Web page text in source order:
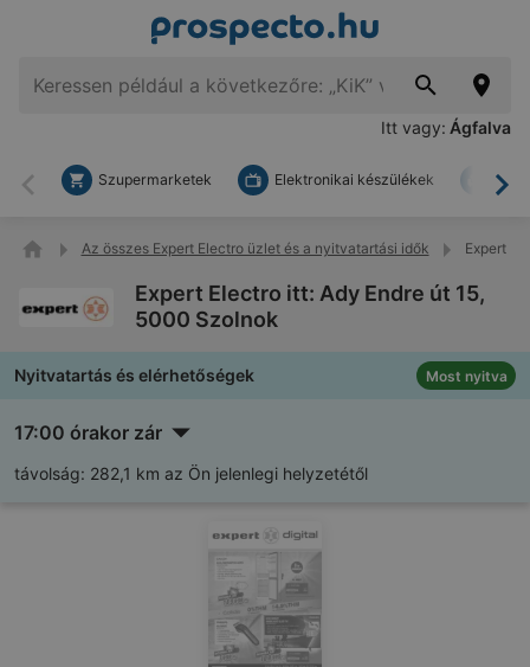
Itt vagy: Ágfalva
Vissza
Szupermarketek Elektronikai készülékek
Az összes Expert Electro üzlet és a nyitvatartási idők Expert
Expert Electro itt: Ady Endre út 15,
5000 Szolnok
Nyitvatartás és elérhetőségek Most nyitva
17:00 órakor zár
távolság: 282,1 km az Ön jelenlegi helyzetétől